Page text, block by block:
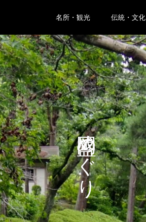
名所・観光 伝統・文化
盛岡めぐり